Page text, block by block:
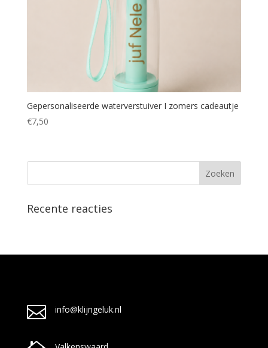
Gepersonaliseerde waterverstuiver I zomers cadeautje
€7,50
Recente reacties
 info@klijngeluk.nl